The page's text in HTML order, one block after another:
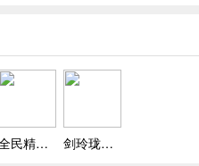
全民精英求生游戏下载，皮皮球泳圈趣味钢枪欢乐对决 剑玲珑之飘渺仙途官网版手游下载 v1.2.7，转职系统打造专属仙道技能